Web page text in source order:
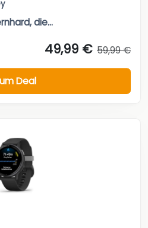
die...
49,99 € 59,99 €
Deal